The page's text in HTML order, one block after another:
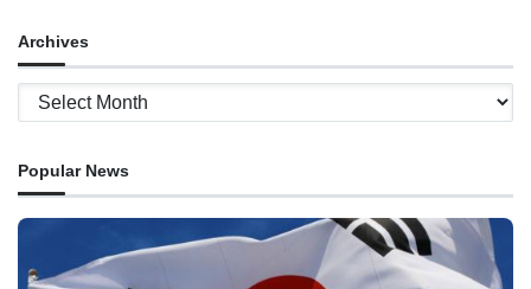
Archives
Archives
Popular News